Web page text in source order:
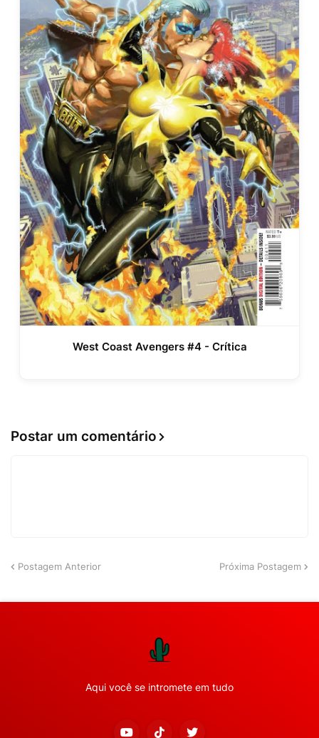
West Coast Avengers #4 - Crítica
Postar um comentário
Postagem Anterior Próxima Postagem
Aqui você se intromete em tudo